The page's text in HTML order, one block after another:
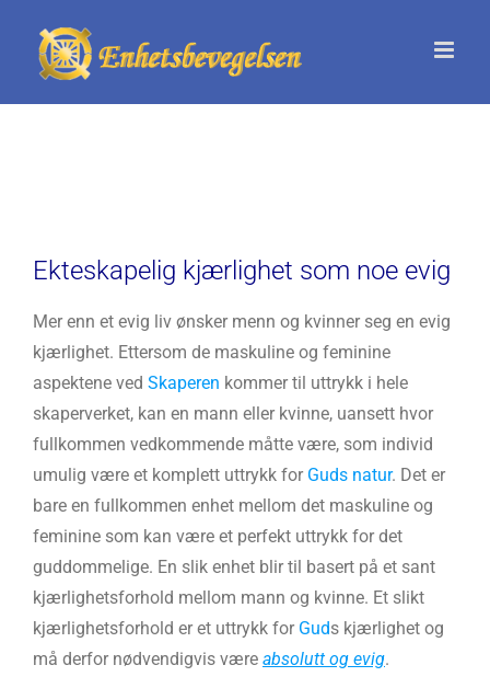
content
Ekteskapelig kjærlighet som noe evig
Mer enn et evig liv ønsker menn og kvinner seg en evig
kjærlighet. Ettersom de maskuline og feminine
aspektene ved Skaperen kommer til uttrykk i hele
skaperverket, kan en mann eller kvinne, uansett hvor
fullkommen vedkommende måtte være, som individ
umulig være et komplett uttrykk for Guds natur. Det er
bare en fullkommen enhet mellom det maskuline og
feminine som kan være et perfekt uttrykk for det
guddommelige. En slik enhet blir til basert på et sant
kjærlighetsforhold mellom mann og kvinne. Et slikt
kjærlighetsforhold er et uttrykk for Guds kjærlighet og
må derfor nødvendigvis være absolutt og evig.